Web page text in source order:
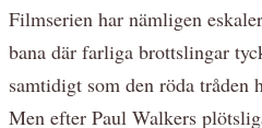
Filmserien har nämligen
bana där farliga brottslingar
samtidigt som den röda tråden
Men efter Paul Walkers